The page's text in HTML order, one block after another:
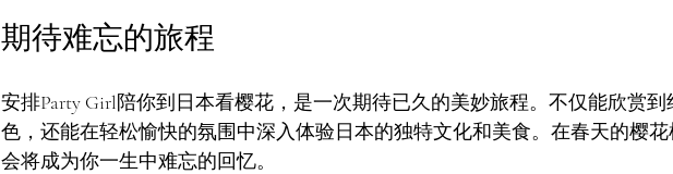
期待难忘的旅程
安排Party Girl陪你到日本看樱花，是一次期待已久的美妙旅程。不仅能欣赏
色，还能在轻松愉快的氛围中深入体验日本的独特文化和美食。在春天的樱
会将成为你一生中难忘的回忆。